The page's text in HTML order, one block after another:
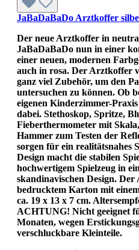
JaBaDaBaDo Arztkoffer
Der neue Arztkoffer in
JaBaDaBaDo nun in einer
einer neuen, modernen
auch in rosa. Der Arztkoffer
ganz viel Zubehör, um den
untersuchen zu können. Ob
eigenen Kinderzimmer-
dabei. Stethoskop, Spritze,
Fieberthermometer mit
Hammer zum Testen der
sorgen für ein realitätsnahes
Design macht die stabilen
hochwertigem Spielzeug in
skandinavischen Design.
bedrucktem Karton mit
ca. 19 x 13 x 7 cm.
ACHTUNG! Nicht geeignet
Monaten, wegen
verschluckbare Kleinteile.